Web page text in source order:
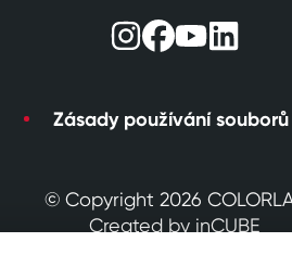
Zásady používání
© Copyright 2026
Created by inCUBE